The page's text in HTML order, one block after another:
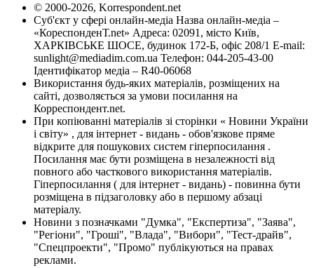
© 2000-2026, Korrespondent.net
Суб'єкт у сфері онлайн-медіа Назва онлайн-медіа –
«КореспонденТ.net» Адреса: 02091, місто Київ,
ХАРКІВСЬКЕ ШОСЕ, будинок 172-Б, офіс 208/1 E-mail:
sunlight@mediadim.com.ua Телефон: 044-205-43-00
Ідентифікатор медіа – R40-06068
Використання будь-яких матеріалів, розміщених на
сайті, дозволяється за умови посилання на
Корреспондент.net.
При копіюванні матеріалів зі сторінки « Новини України
і світу» , для інтернет - видань - обов'язкове пряме
відкрите для пошукових систем гіперпосилання .
Посилання має бути розміщена в незалежності від
повного або часткового використання матеріалів.
Гіперпосилання ( для інтернет - видань) - повинна бути
розміщена в підзаголовку або в першому абзаці
матеріалу.
Новини з позначками "Думка", "Експертиза", "Заява",
"Регіони", "Гроші", "Влада", "Вибори", "Тест-драйв",
"Спецпроекти", "Промо" публікуються на правах
реклами.